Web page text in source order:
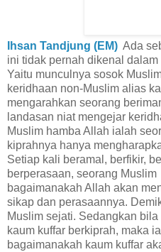
Ihsan Tandjung (EM) Ada
ini tidak pernah dikenal
Yaitu munculnya sosok
keridhaan non-Muslim alias
mengarahkan seorang
landasan niat mengejar
Muslim hamba Allah ialah
kiprahnya hanya
Setiap kali beramal, berfikir,
berperasaan, seorang
bagaimanakah Allah akan
sikap dan perasaannya.
Muslim sejati. Sedangkan
kaum kuffar berkiprah, maka
bagaimanakah kaum kuffar